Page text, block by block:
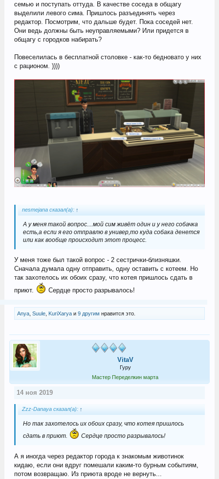
семью и поступать оттуда. В качестве соседа в общагу
выделили левого сима. Пришлось разъединять через
редактор. Посмотрим, что дальше будет. Пока соседей нет.
Они ведь должны быть неуправляемыми? Или придется в
общагу с городков набирать?
Повеселилась в бесплатной столовке - как-то бедновато у них
с рационом. ))))
nesmejana сказал(а): ↑
А у меня такой вопрос....мой сим живёт один и у него собачка
есть,а если я его отправлю в универ,то куда собака денется
или как вообще происходит этот процесс.
У меня тоже был такой вопрос - 2 сестрички-близняшки.
Сначала думала одну отправить, одну оставить с котеем. Но
так захотелось их обоих сразу, что котея пришлось сдать в
приют.
Сердце просто разрывалось!
Anya, Suule, KuriXaryaи 9 другим нравится это.
VitaV
Гуру
Мастер Переделкин марта
14 ноя 2019
Zzz-Danaya сказал(а): ↑
Но так захотелось их обоих сразу, что котея пришлось
сдать в приют.
Сердце просто разрывалось!
А я иногда через редактор города к знакомым животинок
кидаю, если они вдруг помешали каким-то бурным событиям,
потом возвращаю. Из приюта вроде не вернуть...